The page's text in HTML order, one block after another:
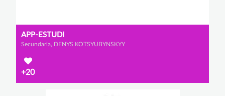
APP-ESTUDI
Secundaria, DENYS KOTSYUBYNSKYY
+20